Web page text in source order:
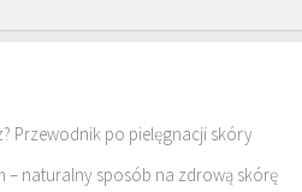
Przewodnik po pielęgnacji skóry
– naturalny sposób na zdrową skórę